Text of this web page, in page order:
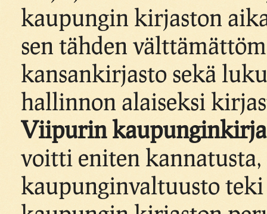
kaupungin kirjaston
sen tähden
kansankirjasto sekä
hallinnon alaiseksi
Viipurin
voitti eniten kannatusta,
kaupunginvaltuusto